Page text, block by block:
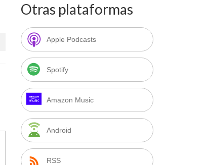
Otras plataformas
Apple Podcasts
Spotify
Amazon Music
Android
RSS